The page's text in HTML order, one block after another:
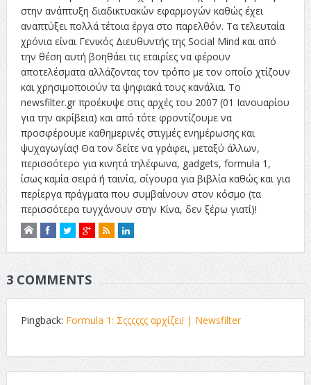
στην ανάπτυξη διαδικτυακών εφαρμογών καθώς έχει
αναπτύξει πολλά τέτοια έργα στο παρελθόν. Τα τελευταία
χρόνια είναι Γενικός Διευθυντής της Social Mind και από
την θέση αυτή βοηθάει τις εταιρίες να φέρουν
αποτελέσματα αλλάζοντας τον τρόπο με τον οποίο χτίζουν
και χρησιμοποιούν τα ψηφιακά τους κανάλια. Το
newsfilter.gr προέκυψε στις αρχές του 2007 (01 Ιανουαρίου
για την ακρίβεια) και από τότε φροντίζουμε να
προσφέρουμε καθημερινές στιγμές ενημέρωσης και
ψυχαγωγίας! Θα τον δείτε να γράφει, μεταξύ άλλων,
περισσότερο για κινητά τηλέφωνα, gadgets, formula 1,
ίσως καμία σειρά ή ταινία, σίγουρα για βιβλία καθώς και για
περίεργα πράγματα που συμβαίνουν στον κόσμο (τα
περισσότερα τυγχάνουν στην Κίνα, δεν ξέρω γιατί)!
3 COMMENTS
Pingback: Formula 1: Σςςςςςς αρχίζει! | Newsfilter